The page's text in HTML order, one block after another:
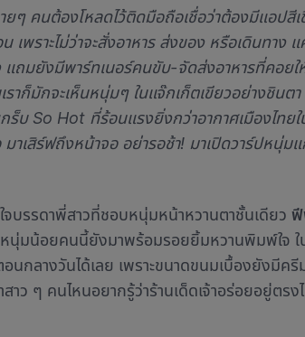
ๆ คนต้องโหลดไว้ติดมือถือเชื่อว่าต้องมีแอปสีเ
พราะไม่ว่าจะสั่งอาหาร ส่งของ หรือเดินทาง
ถมยังมีพาร์ทเนอร์คนขับ-จัดส่งอาหารที่คอยใ
ราก็มักจะเห็นหนุ่มๆ ในแจ๊กเก็ตเขียวอย่างชินต
ร็บ So Hot ที่ร้อนแรงยิ่งกว่าอากาศเมืองไทย
เสิร์ฟถึงหน้าจอ อย่ารอช้า! มาเปิดวาร์ปหนุ่ม
บรรดาพี่สาวที่ชอบหนุ่มหน้าหวานตาชั้นเดียว ฟี
นุ่มน้อยคนนี้ยังมาพร้อมรอยยิ้มหวานพิมพ์ใจ ใ
นกลางวันได้เลย เพราะขนาดขนมเบื้องยังมีครี
าว ๆ คนไหนอยากรู้ว่าร้านเด็ดเจ้าอร่อยอยู่ตรง